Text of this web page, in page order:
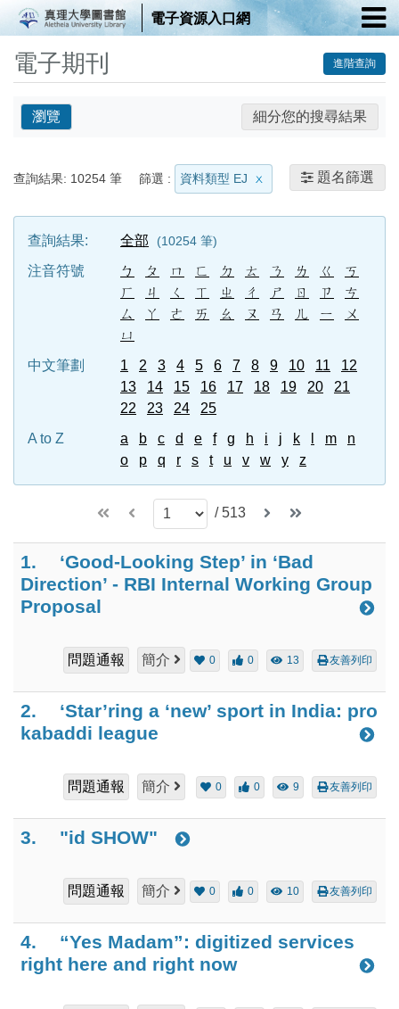
電子資源入口網
電子期刊 進階查詢
瀏覽 細分您的搜尋結果
題名篩選
查詢結果: 10254 筆 篩選 : 資料類型 EJ
查詢結果: 全部 10254 筆
注音符號 ㄅ ㄆ ㄇ ㄈ ㄉ ㄊ ㄋ ㄌ ㄍ
ㄎ
ㄏ
ㄐ ㄑ ㄒ ㄓ ㄔ ㄕ ㄖ ㄗ
ㄘ
ㄙ
ㄚ ㄜ ㄞ ㄠ ㄡ ㄢ ㄦ ㄧ
ㄨ
ㄩ
中文筆劃
1 2 3 4 5 6 7 8 9 10 11
12
13
14 15 16 17 18 19 20
21
22
23 24
25
A to Z
a b c d e f g h i j k m
n
o
p q r s t u v w y z
/ 513
1.
‘Good-Looking Step’ in ‘Bad
Direction’ - RBI Internal Working Group
Proposal
問題通報 簡介 0 0 13 友善列印
2.
‘Star’ring a ‘new’ sport in India: pro
kabaddi league
問題通報 簡介 0 0 9 友善列印
3. "id SHOW"
問題通報 簡介 0 0 10 友善列印
4.
“Yes Madam”: digitized services
right here and right now